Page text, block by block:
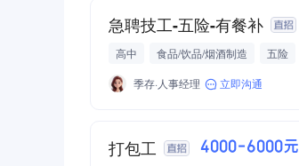
急聘技工-五险-有餐补
高中 食品/饮品/烟酒制造 五险
提供低价住宿
季存·人事经理 立即沟通
打包工 4000-6000元